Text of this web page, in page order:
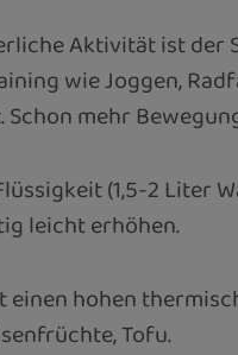
Aktivität ist der
wie Joggen,
mehr
(1,5-2 Liter
leicht erhöhen.
einen hohen
Tofu.